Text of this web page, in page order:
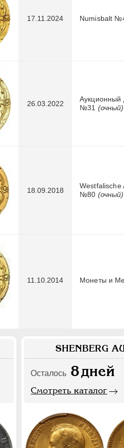
17.11.2024 Numisbalt
26.03.2022
Аукционный
№31 (очный)
18.09.2018
Westfalische
№80 (очный)
11.10.2014 Монеты и
SHENBERG
Осталось 8дней
Смотреть каталог